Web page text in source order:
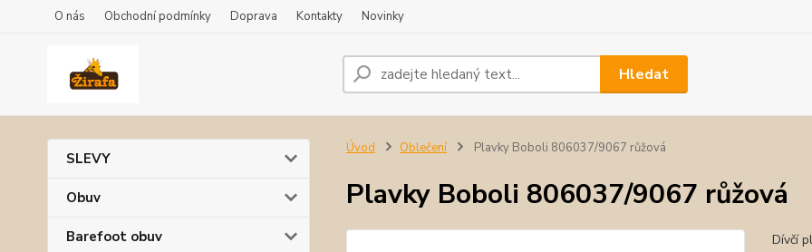
O nás Obchodní podmínky Doprava Kontakty Novinky
Hledat
SLEVY
Obuv
Barefoot obuv
Úvod Oblečení Plavky Boboli 806037/9067 růžová
Plavky Boboli 806037/9067 růžová
Dívčí